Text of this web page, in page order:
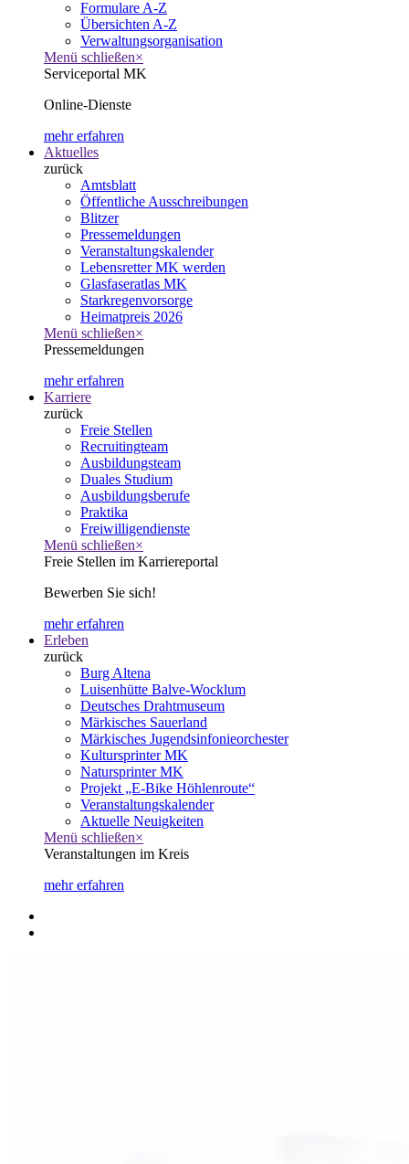
Formulare A-Z
Übersichten A-Z
Verwaltungsorganisation
Menü schließen×
Serviceportal MK
Online-Dienste
mehr erfahren
Aktuelles
zurück
Amtsblatt
Öffentliche Ausschreibungen
Blitzer
Pressemeldungen
Veranstaltungskalender
Lebensretter MK werden
Glasfaseratlas MK
Starkregenvorsorge
Heimatpreis 2026
Menü schließen×
Pressemeldungen
mehr erfahren
Karriere
zurück
Freie Stellen
Recruitingteam
Ausbildungsteam
Duales Studium
Ausbildungsberufe
Praktika
Freiwilligendienste
Menü schließen×
Freie Stellen im Karriereportal
Bewerben Sie sich!
mehr erfahren
Erleben
zurück
Burg Altena
Luisenhütte Balve-Wocklum
Deutsches Drahtmuseum
Märkisches Sauerland
Märkisches Jugendsinfonieorchester
Kultursprinter MK
Natursprinter MK
Projekt „E-Bike Höhlenroute“
Veranstaltungskalender
Aktuelle Neuigkeiten
Menü schließen×
Veranstaltungen im Kreis
mehr erfahren